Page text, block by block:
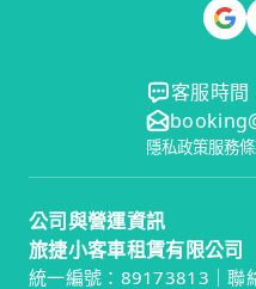
客服時間
隱私政策服務
公司與營運資訊
旅捷小客車租賃有限公司
統一編號：89173813｜聯